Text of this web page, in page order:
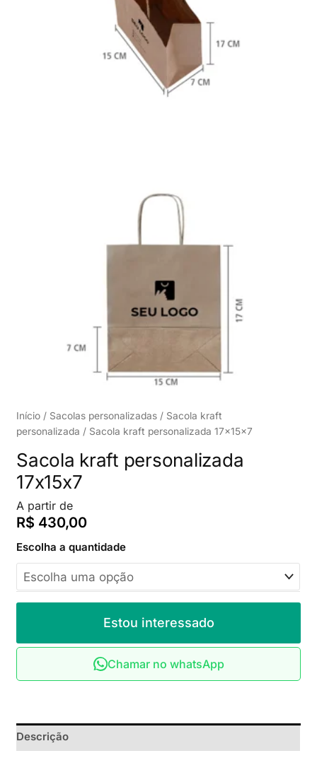
Início / Sacolas personalizadas / Sacola kraft
personalizada / Sacola kraft personalizada 17x15x7
Sacola kraft personalizada
17x15x7
A partir de
R$ 430,00
Escolha a quantidade
Estou interessado
Chamar no whatsApp
Descrição